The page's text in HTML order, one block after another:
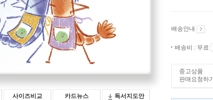
사이즈비교 카드뉴스 독서지도안
배송안내
배송비 : 무료
중고상품
판매요청하기